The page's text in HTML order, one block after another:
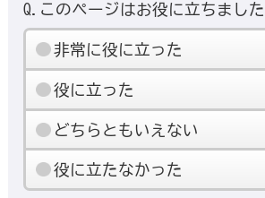
Q.このページはお役に立ちまし
非常に役に立った
役に立った
どちらともいえない
役に立たなかった